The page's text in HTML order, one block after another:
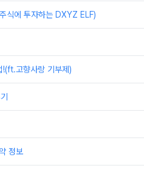
식에 투자하는 DXYZ ELF)
고향사랑 기부제)
정보